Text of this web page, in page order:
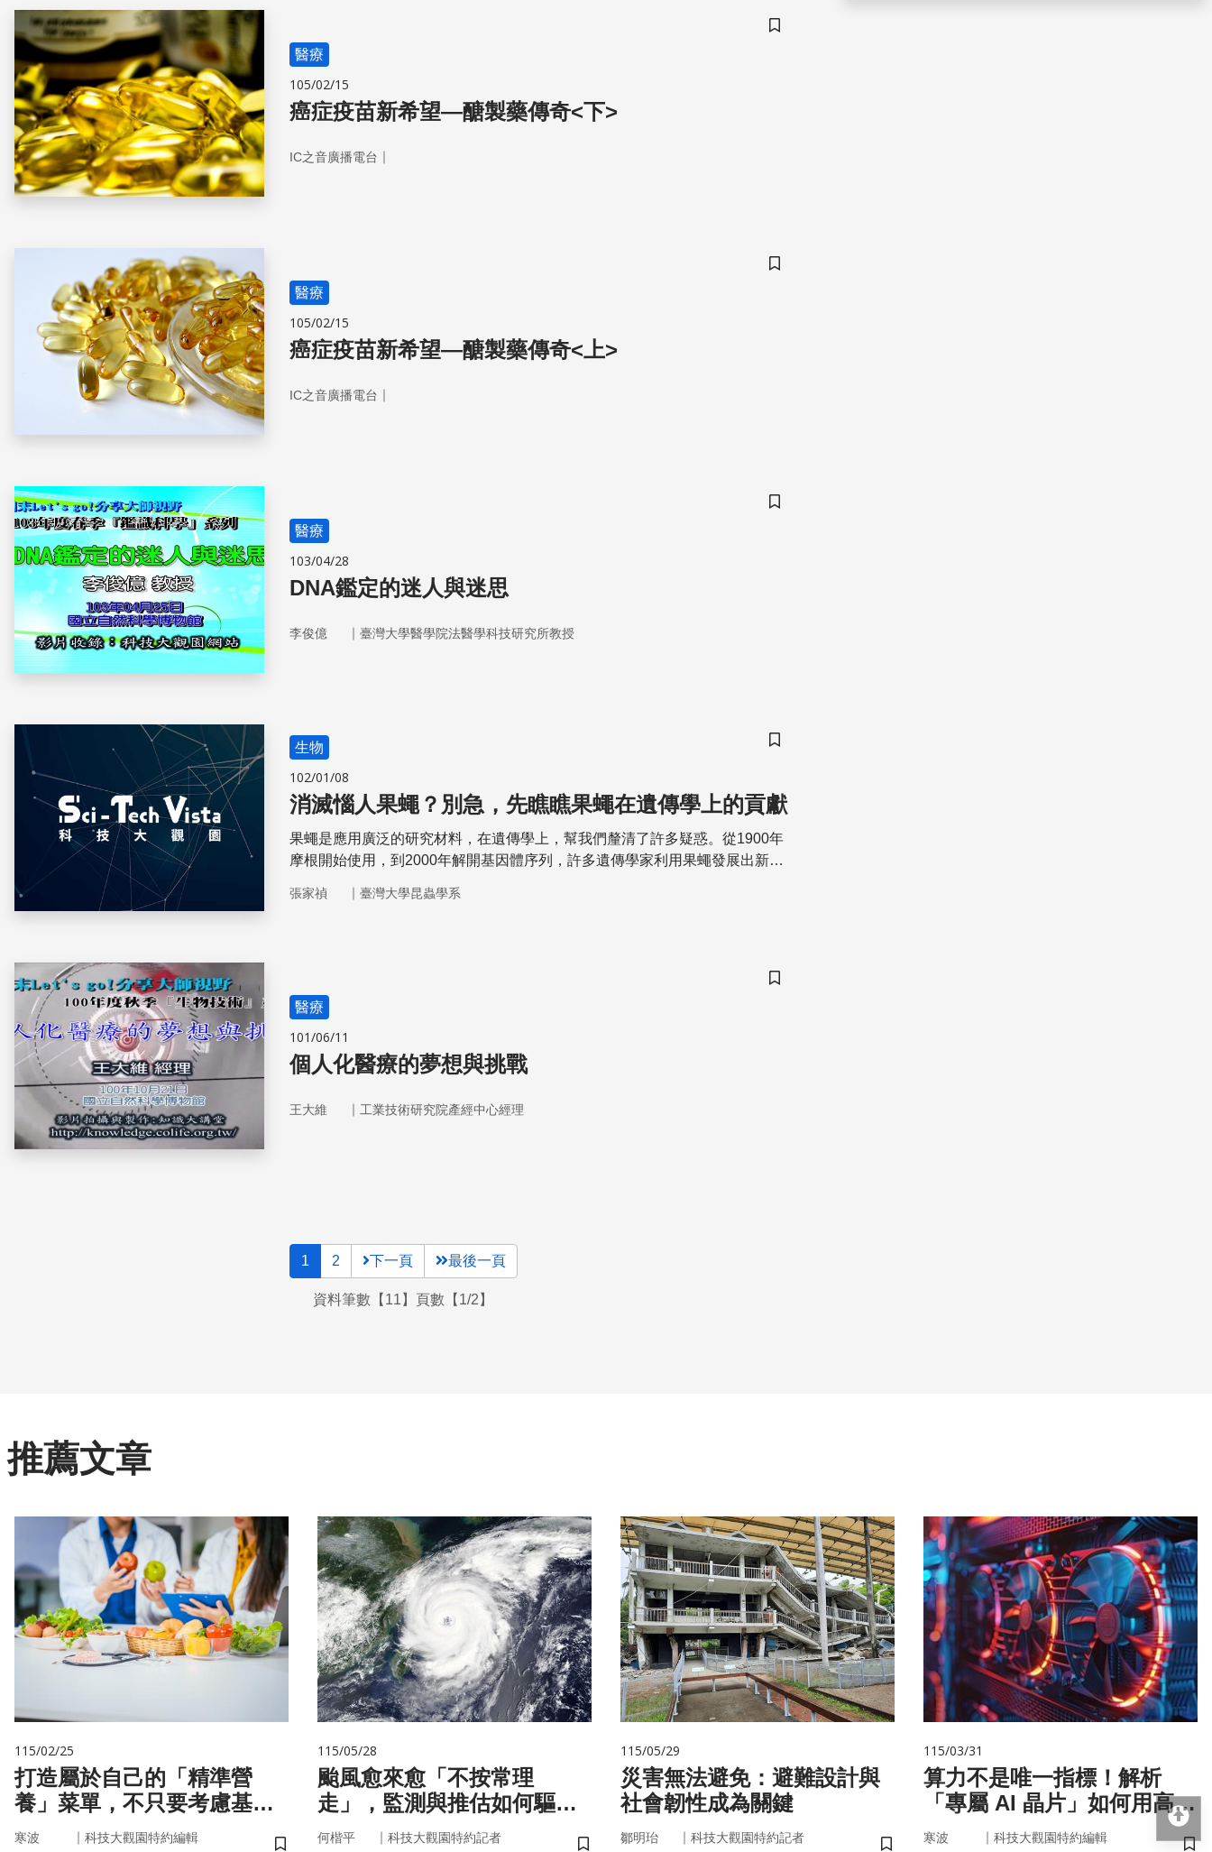
儲存書籤
醫療
105/02/15
癌症疫苗新希望—醣製藥傳奇<下>
IC之音廣播電台 ｜
儲存書籤
醫療
105/02/15
癌症疫苗新希望—醣製藥傳奇<上>
IC之音廣播電台 ｜
儲存書籤
醫療
103/04/28
DNA鑑定的迷人與迷思
李俊億 ｜ 臺灣大學醫學院法醫學科技研究所教授
儲存書籤
生物
102/01/08
消滅惱人果蠅？別急，先瞧瞧果蠅在遺傳學上的貢獻
果蠅是應用廣泛的研究材料，在遺傳學上，幫我們釐清了許多疑惑。從1900年
摩根開始使用，到2000年解開基因體序列，許多遺傳學家利用果蠅發展出新技
張家禎 ｜ 臺灣大學昆蟲學系
儲存書籤
醫療
101/06/11
個人化醫療的夢想與挑戰
王大維 ｜ 工業技術研究院產經中心經理
1 2 下一頁 最後一頁
資料筆數【11】頁數【1/2】
推薦文章
115/02/25
打造屬於自己的「精準營
養」菜單，不只要考慮基
因，關鍵更在腸道微生物
寒波 ｜ 科技大觀園特約編輯
115/05/28
颱風愈來愈「不按常理
走」，監測與推估如何驅動
防災決策？
何楷平 ｜ 科技大觀園特約記者
115/05/29
災害無法避免：避難設計與
社會韌性成為關鍵
鄒明珆 ｜ 科技大觀園特約記者
115/03/31
算力不是唯一指標！解析
「專屬 AI 晶片」如何用高效
率驅動未來
寒波 ｜ 科技大觀園特約編輯
回